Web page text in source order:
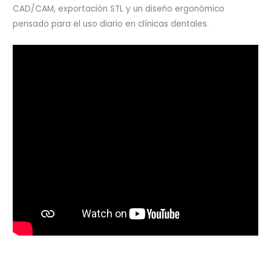
CAD/CAM, exportación STL y un diseño ergonómico
pensado para el uso diario en clínicas dentales.